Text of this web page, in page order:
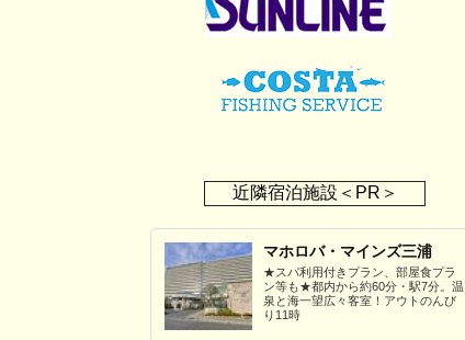
近隣宿泊施設＜PR＞
マホロバ・マインズ三浦
★スパ利用付きプラン、部屋食プラ
ン等も★都内から約60分・駅7分。温
泉と海一望広々客室！アウトのんび
り11時